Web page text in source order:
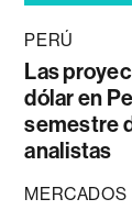
PERÚ
Las
dólar en
semestre
analistas
MERCADOS